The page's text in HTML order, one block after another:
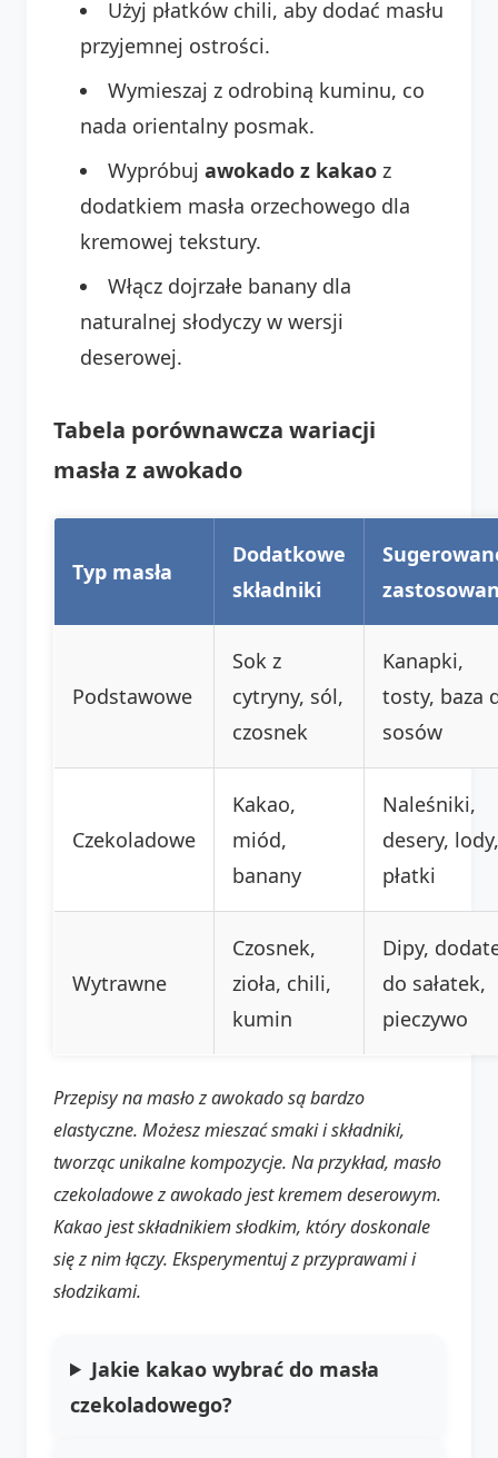
Użyj płatków chili, aby dodać masłu
przyjemnej ostrości.
Wymieszaj z odrobiną kuminu, co
nada orientalny posmak.
Wypróbuj awokado z kakao z
dodatkiem masła orzechowego dla
kremowej tekstury.
Włącz dojrzałe banany dla
naturalnej słodyczy w wersji
deserowej.
Tabela porównawcza wariacji
masła z awokado
Typ masła
Dodatkowe
składniki
Podstawowe
Sok z
cytryny, sól,
czosnek
Kanapki,
tosty, baza
sosów
Czekoladowe
Kakao,
miód,
banany
Naleśniki,
desery, lody,
płatki
Wytrawne
Czosnek,
zioła, chili,
kumin
Dipy,
do sałatek,
pieczywo
Przepisy na masło z awokado są bardzo
elastyczne. Możesz mieszać smaki i składniki,
tworząc unikalne kompozycje. Na przykład, masło
czekoladowe z awokado jest kremem deserowym.
Kakao jest składnikiem słodkim, który doskonale
się z nim łączy. Eksperymentuj z przyprawami i
słodzikami.
Jakie kakao wybrać do masła
czekoladowego?